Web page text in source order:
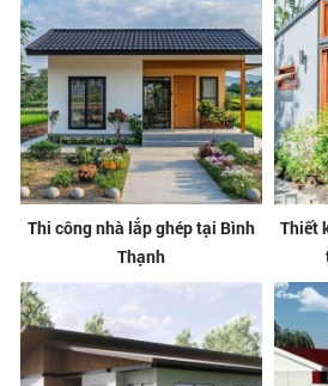
Thi công nhà lắp ghép tại Bình
Thạnh
Thiết